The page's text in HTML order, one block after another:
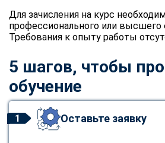
Для зачисления на курс
профессионального или высшего
Требования к опыту работы
5 шагов, чтобы
обучение
1 Оставьте заявку